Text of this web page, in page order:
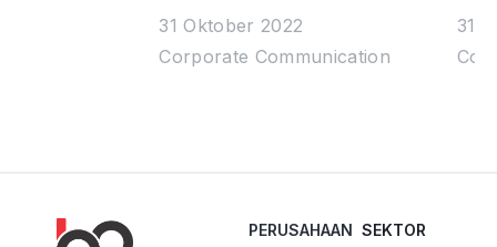
Hadiah dan Bintang
31 Oktober 2022
Corporate Communication
31
PERUSAHAAN SEKTOR